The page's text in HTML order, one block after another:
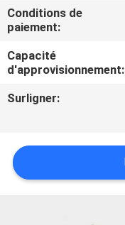
CONTACTEZ-
NOUS
DEMANDEZ
UNE
PLAN
Conditions de
paiement:
Capacité
d'approvisionnement:
Surligner: